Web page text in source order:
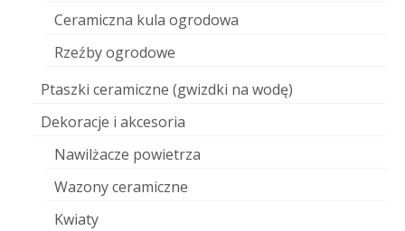
Ceramiczna kula ogrodowa
Rzeźby ogrodowe
Ptaszki ceramiczne (gwizdki na wodę)
Dekoracje i akcesoria
Nawilżacze powietrza
Wazony ceramiczne
Kwiaty